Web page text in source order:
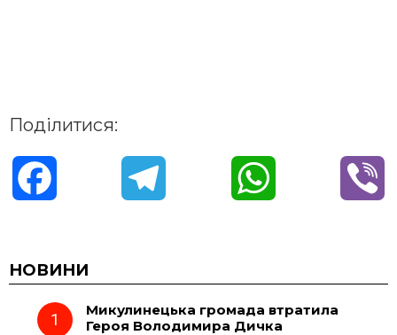
Поділитися:
c
e e t
НОВИНИ
Микулинецька громада втратила
Героя Володимира Дичка